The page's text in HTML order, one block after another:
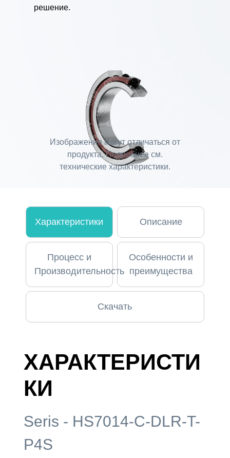
решение.
Изображения могут отличаться от
продукта. Подробнее см.
технические характеристики.
Характеристики Описание
Процесс и
Производительность
Особенности и
преимущества
Скачать
ХАРАКТЕРИСТИ
КИ
Seris - HS7014-C-DLR-T-
P4S